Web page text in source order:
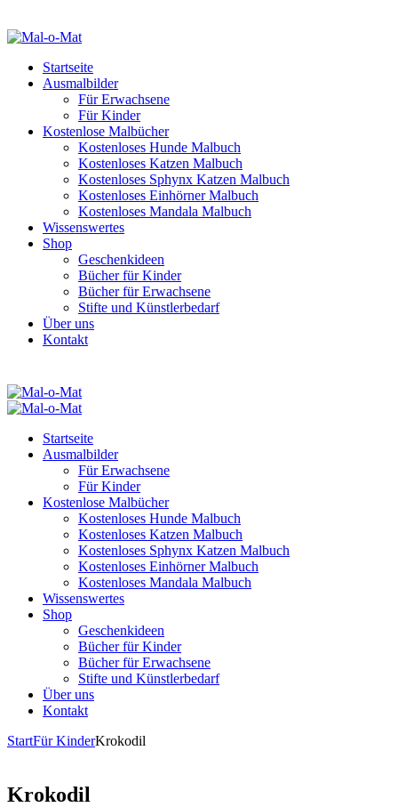
Startseite
Ausmalbilder
Für Erwachsene
Für Kinder
Kostenlose Malbücher
Kostenloses Hunde Malbuch
Kostenloses Katzen Malbuch
Kostenloses Sphynx Katzen Malbuch
Kostenloses Einhörner Malbuch
Kostenloses Mandala Malbuch
Wissenswertes
Shop
Geschenkideen
Bücher für Kinder
Bücher für Erwachsene
Stifte und Künstlerbedarf
Über uns
Kontakt
Startseite
Ausmalbilder
Für Erwachsene
Für Kinder
Kostenlose Malbücher
Kostenloses Hunde Malbuch
Kostenloses Katzen Malbuch
Kostenloses Sphynx Katzen Malbuch
Kostenloses Einhörner Malbuch
Kostenloses Mandala Malbuch
Wissenswertes
Shop
Geschenkideen
Bücher für Kinder
Bücher für Erwachsene
Stifte und Künstlerbedarf
Über uns
Kontakt
StartFür KinderKrokodil
Krokodil